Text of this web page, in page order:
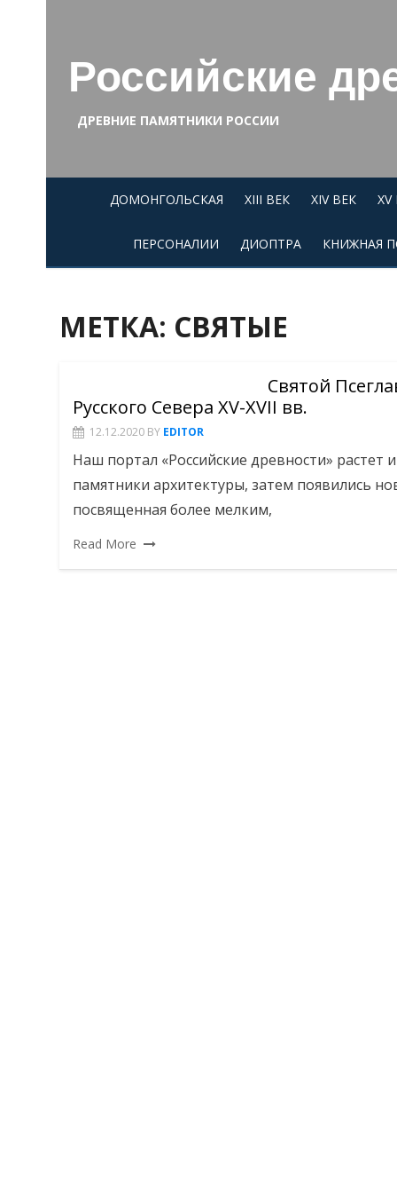
content
Российские
ДРЕВНИЕ ПАМЯТНИКИ РОССИИ
ДОМОНГОЛЬСКАЯ XIII ВЕК XIV ВЕК
ПЕРСОНАЛИИ ДИОПТРА КНИЖНАЯ
МЕТКА: СВЯТЫЕ
Святой
Русского Севера XV-XVII вв.
12.12.2020 BY EDITOR
Наш портал «Российские древности» растет
памятники архитектуры, затем появились
посвященная более мелким,
Read More